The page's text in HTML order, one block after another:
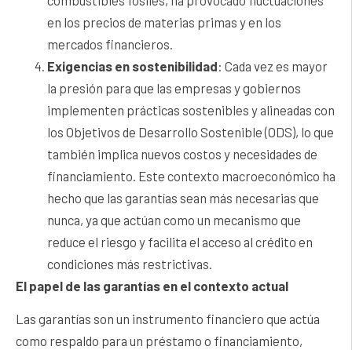
en los precios de materias primas y en los
mercados financieros.
Exigencias en sostenibilidad: Cada vez es mayor
la presión para que las empresas y gobiernos
implementen prácticas sostenibles y alineadas con
los Objetivos de Desarrollo Sostenible (ODS), lo que
también implica nuevos costos y necesidades de
financiamiento. Este contexto macroeconómico ha
hecho que las garantías sean más necesarias que
nunca, ya que actúan como un mecanismo que
reduce el riesgo y facilita el acceso al crédito en
condiciones más restrictivas.
El papel de las garantías en el contexto actual
Las garantías son un instrumento financiero que actúa
como respaldo para un préstamo o financiamiento,